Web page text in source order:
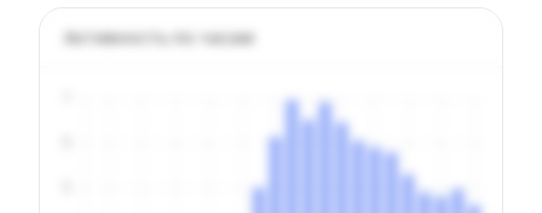
Активность по часам